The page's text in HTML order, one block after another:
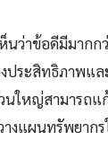
นว่าข้อดีมีมากก
ประสิทธิภาพแล
นใหญ่สามารถแ
งแผนทรัพยาก